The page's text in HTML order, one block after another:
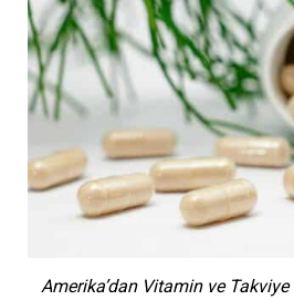
Amerika’dan Vitamin ve Takviye